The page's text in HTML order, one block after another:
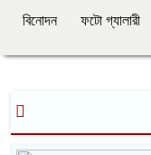
বিনোদন ফটো গ্যালারী